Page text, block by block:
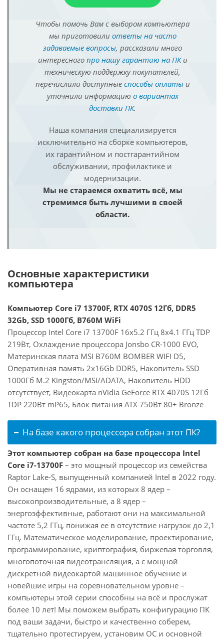
Чтобы помочь Вам с выбором компьютера
мы приготовили ответы на часто
задаваемые вопросы, рассказали много
интересного про нашу гарантию на ПКи
техническую поддержку покупателей,
перечислили доступные способы оплатыи
уточнили информацию о вариантах
доставки ПК.
Наша компания специализируется
исключительно на сборке компьютеров,
их гарантийном и постгарантийном
обслуживании, профилактике и
модернизации.
Мы не стараемся охватить всё, мы
стремимся быть лучшими в своей
области.
Основные характеристики
компьютера
Компьютер Core i7 13700F, RTX 4070S 12Гб, DDR5
32Gb, SSD 1000Гб, B760M WiFi
Процессор Intel Core i7 13700F 16x5.2 ГГц 8x4.1 ГГц TDP
219Вт, Охлаждение процессора Jonsbo CR-1000 EVO,
Материнская плата MSI B760M BOMBER WIFI D5,
Оперативная память 2x16Gb DDR5, Накопитель SSD
1000Гб M.2 Kingston/MSI/ADATA, Накопитель HDD
отсутствует, Видеокарта nVidia GeForce RTX 4070S 12Гб
TDP 220Вт mP65, Блок питания ATX 750Вт 80+ Bronze
На базе какого процессора собран этот ПК?
Этот компьютер собран на базе процессора Intel
Core i7-13700F – это мощный процессор из семейства
Raptor Lake-S, выпущенный компанией Intel в 2022 году.
Он оснащен 16 ядрами, из которых 8 ядер –
высокопроизводительные, а 8 ядер –
энергоэффективные, работают они на максимальной
частоте 5,2 ГГц, понижая ее в отсутствие нагрузок до 2,1
ГГц. Математическое моделирование, проектирование,
программирование, криптография, биржевая торговля,
многопоточная видеотрансляция, а с мощной
дискретной видеокартой машинное обучение и
новейшие игры на соревновательном уровне –
компьютеры этой серии способны на всё и прослужат
более 10 лет! Мы поможем выбрать конфигурацию ПК
под ваши задачи, быстро и качественно соберем,
тщательно протестируем, установим ОС и основной